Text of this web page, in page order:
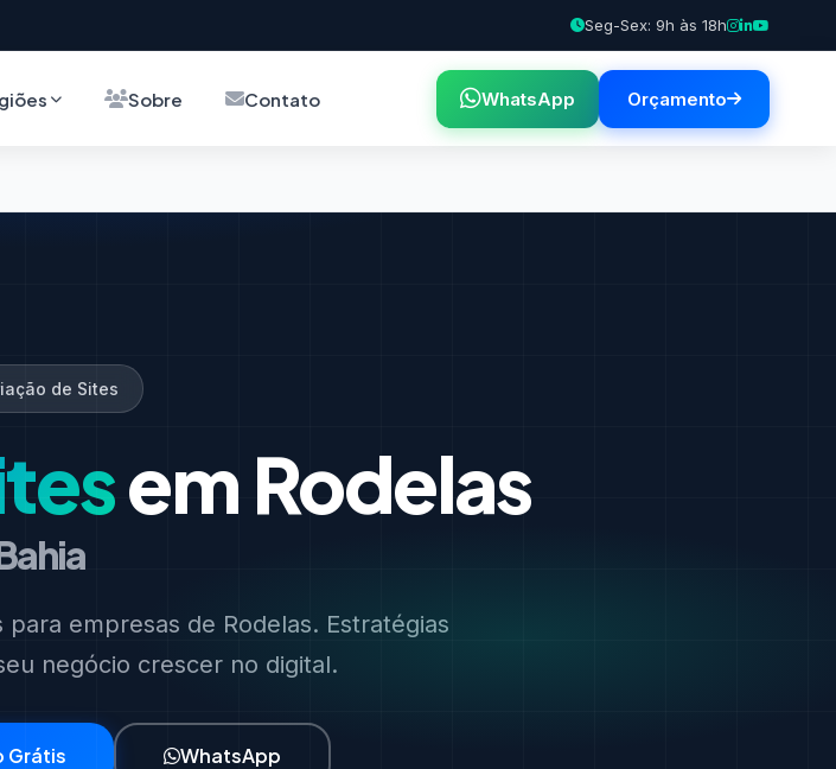
Seg-Sex: 9h às 18h
Sobre Contato WhatsApp Orçamento
de Sites
em Rodelas
empresas de Rodelas. Estratégias
negócio crescer no digital.
Grátis WhatsApp